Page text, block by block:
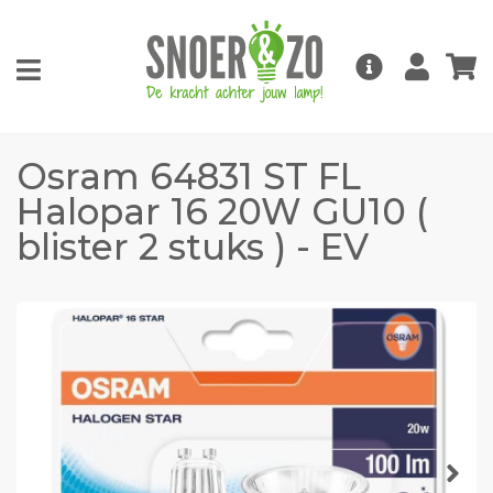
Osram 64831 ST FL
Halopar 16 20W GU10 (
blister 2 stuks ) - EV